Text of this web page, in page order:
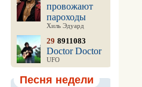
провожают
пароходы
Хиль Эдуард
29 8911083
Doctor Doctor
UFO
Песня недели